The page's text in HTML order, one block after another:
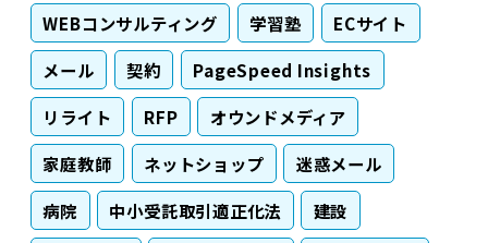
WEBコンサルティング 学習塾
ECサイト
メール
契約
PageSpeed Insights
リライト
RFP
オウンドメディア
家庭教師
ネットショップ
迷惑メール
病院
中小受託取引適正化法
建設